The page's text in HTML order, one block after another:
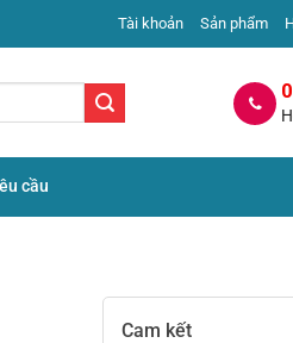
Tài khoản Sản phẩm
cầu
Cam kết